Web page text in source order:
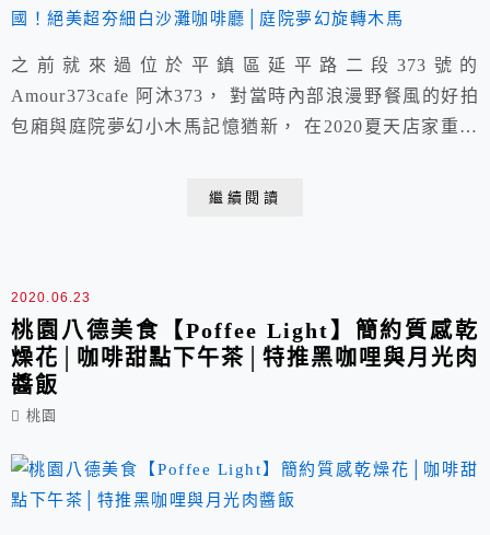
之前就來過位於平鎮區延平路二段373號的
Amour373cafe 阿沐373， 對當時內部浪漫野餐風的好拍
包廂與庭院夢幻小木馬記憶猶新， 在2020夏天店家重金
咖啡廳內部， 讓人不必出國就能感受異地夏日度假風，
繼續閱讀
2020.06.23
桃園八德美食【Poffee Light】簡約質感乾
燥花│咖啡甜點下午茶│特推黑咖哩與月光肉
醬飯
桃園